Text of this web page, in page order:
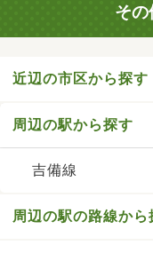
そ
近辺の市区から探す
周辺の駅から探す
吉備線
周辺の駅の路線から